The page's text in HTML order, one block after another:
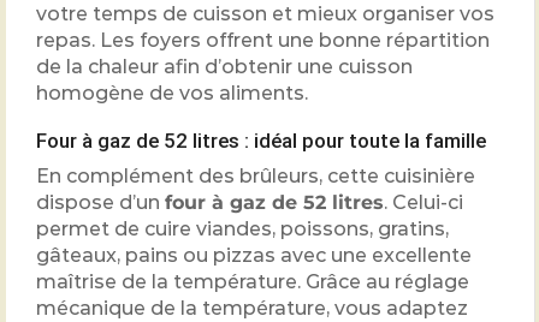
votre temps de cuisson et mieux organiser vos
repas. Les foyers offrent une bonne répartition
de la chaleur afin d’obtenir une cuisson
homogène de vos aliments.
Four à gaz de 52 litres : idéal pour toute la famille
En complément des brûleurs, cette cuisinière
dispose d’un four à gaz de 52 litres. Celui-ci
permet de cuire viandes, poissons, gratins,
gâteaux, pains ou pizzas avec une excellente
maîtrise de la température. Grâce au réglage
mécanique de la température, vous adaptez